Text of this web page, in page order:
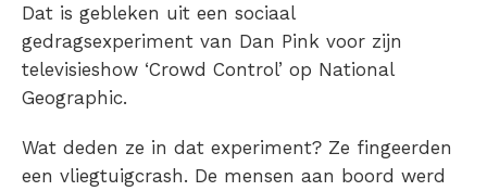
Dat is gebleken uit een sociaal
gedragsexperiment van Dan Pink voor zijn
televisieshow ‘Crowd Control’ op National
Geographic.
Wat deden ze in dat experiment? Ze fingeerden
een vliegtuigcrash. De mensen aan boord werd